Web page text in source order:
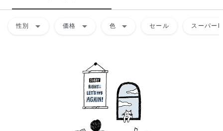
性別 arrow_drop_down 価格 arrow_drop_down 色 arrow_drop_down セール スーパー